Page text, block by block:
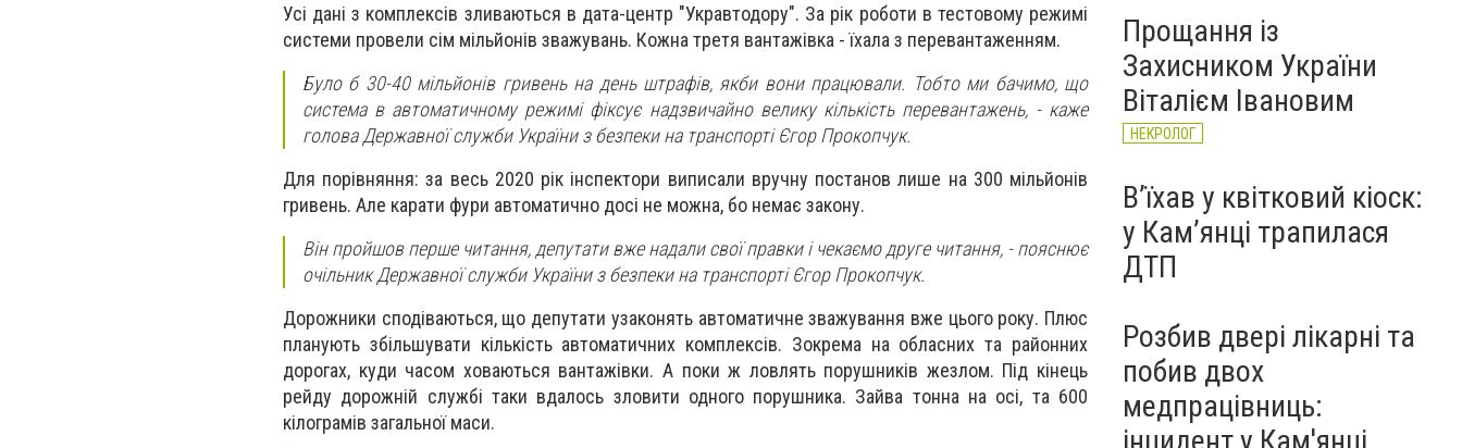
Усі дані з комплексів зливаються в дата-центр "Укравтодору". За рік роботи в тестовому режимі
системи провели сім мільйонів зважувань. Кожна третя вантажівка - їхала з перевантаженням.
Було б 30-40 мільйонів гривень на день штрафів, якби вони працювали. Тобто ми бачимо, що
система в автоматичному режимі фіксує надзвичайно велику кількість перевантажень, - каже
голова Державної служби України з безпеки на транспорті Єгор Прокопчук.
Для порівняння: за весь 2020 рік інспектори виписали вручну постанов лише на 300 мільйонів
гривень. Але карати фури автоматично досі не можна, бо немає закону.
Він пройшов перше читання, депутати вже надали свої правки і чекаємо друге читання, - пояснює
очільник Державної служби України з безпеки на транспорті Єгор Прокопчук.
Дорожники сподіваються, що депутати узаконять автоматичне зважування вже цього року. Плюс
планують збільшувати кількість автоматичних комплексів. Зокрема на обласних та районних
дорогах, куди часом ховаються вантажівки. А поки ж ловлять порушників жезлом. Під кінець
рейду дорожній службі таки вдалось зловити одного порушника. Зайва тонна на осі, та 600
кілограмів загальної маси.
Прощання із
Захисником України
Віталієм Івановим
НЕКРОЛОГ
Вʼїхав у квітковий кіоск:
у Камʼянці трапилася
ДТП
Розбив двері лікарні та
побив двох
медпрацівниць: